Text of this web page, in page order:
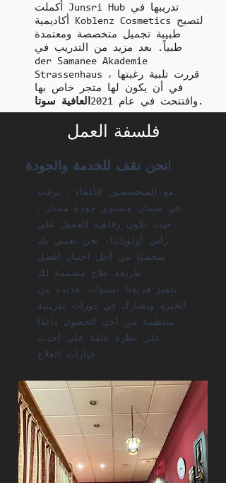
أكملت Junsri Hub تدريبها في
أكاديمية Koblenz Cosmetics لتصبح
طبيبة تجميل متخصصة ومعتمدة
طبياً. بعد مزيد من التدريب في
der Samanee Akademie
Strassenhaus ، قررت تلبية رغبتها
في أن يكون لها متجر خاص بها
وافتتحت في عام 2021
العافية سوتا .
فلسفة العمل
نحن نقف للخدمة والجودة!
مع المتخصصين الأكفاء ، نرغب
في ضمان مستوى جودة ممتاز ،
حيث تكون رفاهية العميل على
رأس أولوياتنا. نحن نعتني بك
شخصيًا من أجل اختيار أفضل
طريقة علاج مصممة لك.
يتميز فريقنا بسنوات عديدة من
الخبرة ويشارك في دورات تدريبية
منتظمة من أجل الحصول دائمًا
على نظرة عامة على أحدث
خيارات العلاج.